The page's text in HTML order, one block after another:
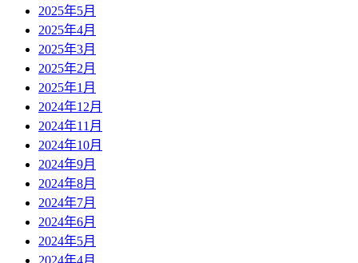
2025年5月
2025年4月
2025年3月
2025年2月
2025年1月
2024年12月
2024年11月
2024年10月
2024年9月
2024年8月
2024年7月
2024年6月
2024年5月